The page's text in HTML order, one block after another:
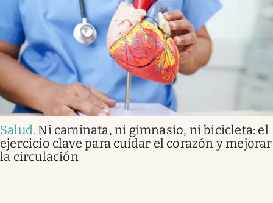
Salud. Ni caminata, ni gimnasio, ni bicicleta: el
ejercicio clave para cuidar el corazón y mejorar
la circulación